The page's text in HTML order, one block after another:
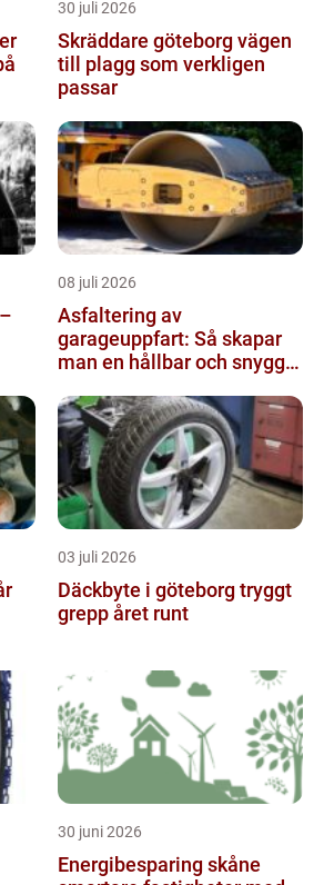
30 juli 2026
Skräddare göteborg vägen
till plagg som verkligen
passar
08 juli 2026
Asfaltering av
garageuppfart: Så skapar
man en hållbar och snygg
03 juli 2026
Däckbyte i göteborg tryggt
grepp året runt
30 juni 2026
Energibesparing skåne